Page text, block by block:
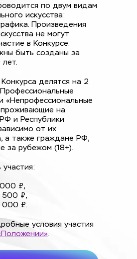
по двум видам
искусства:
Произведения
не могут
в Конкурсе.
быть созданы за
Конкурса делятся на 2
«Непрофессиональные
проживающие на
и Республики
от их
а также граждане РФ,
за рубежом (18+).
000 ₽,
500 ₽,
000 ₽.
условия участия
.